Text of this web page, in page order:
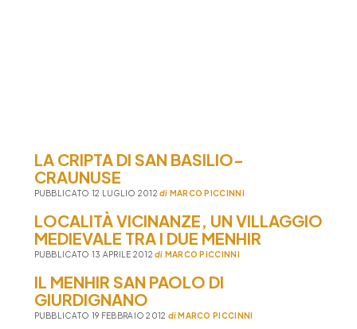
LA CRIPTA DI SAN BASILIO-
CRAUNUSE
PUBBLICATO 12 LUGLIO 2012di MARCO PICCINNI
LOCALITÀ VICINANZE, UN VILLAGGIO
MEDIEVALE TRA I DUE MENHIR
PUBBLICATO 13 APRILE 2012di MARCO PICCINNI
IL MENHIR SAN PAOLO DI
GIURDIGNANO
PUBBLICATO 19 FEBBRAIO 2012 diMARCO PICCINNI